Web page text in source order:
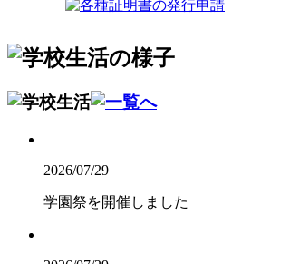
2026/07/29
学園祭を開催しました